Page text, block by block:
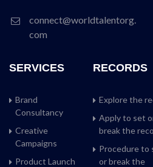
connect@worldtalentorg.
com
SERVICES
Brand
Consultancy
Creative
Campaigns
Product Launch
RECORDS
Explore the
Apply to set
break the
Procedure to
or break the